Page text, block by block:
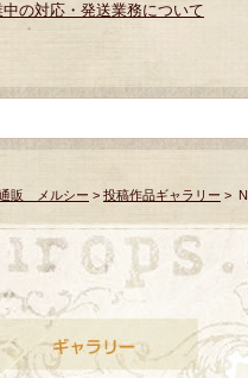
の対応・発送業務について
通販 メルシー > 投稿作品ギャラリー >